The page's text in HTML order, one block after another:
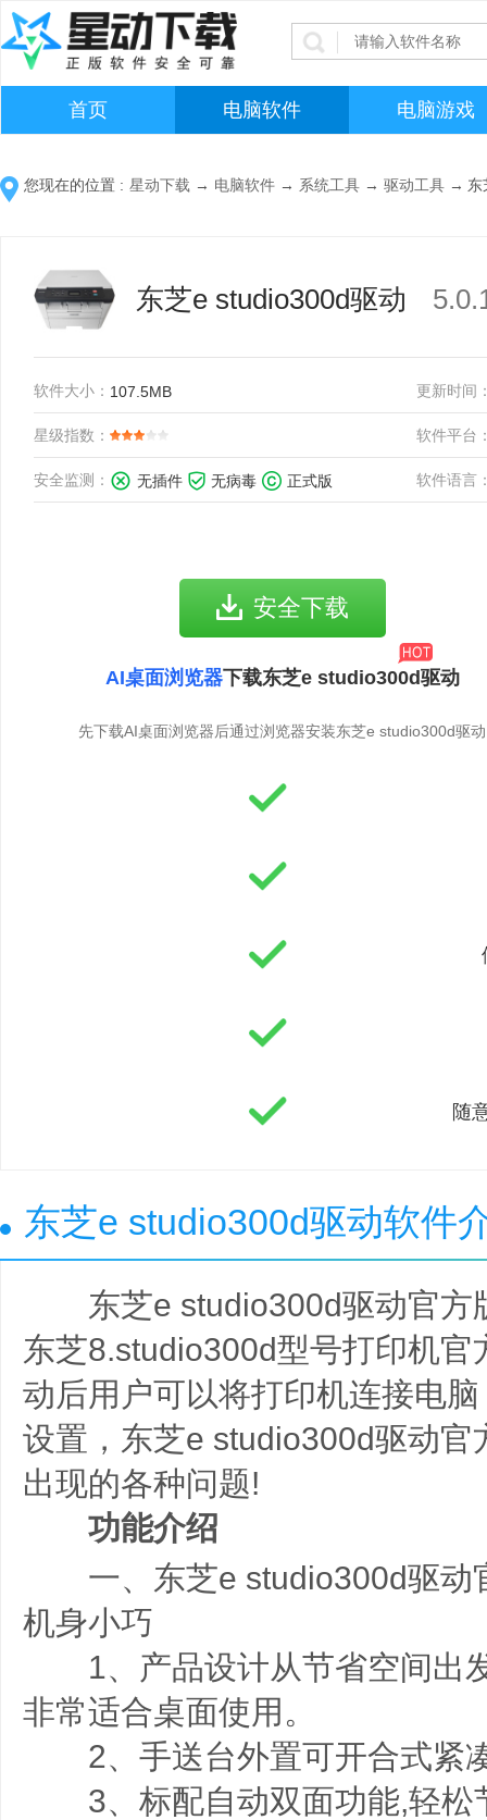
首页 电脑软件 电脑游戏
您现在的位置 : 星动下载 → 电脑软件 → 系统工具 → 驱动工具 → 东
东芝e studio300d驱动
软件大小： 107.5MB 更新时间
星级指数： 软件平台
安全监测： 无插件 无病毒 正式版 软件语言
安全下载
AI桌面浏览器下载东芝e studio300d驱动
先下载AI桌面浏览器后通过浏览器安装东芝e studio300d驱动
随
东芝e studio300d驱动软件
东芝e studio300d驱动官方
东芝8.studio300d型号打印机官
动后用户可以将打印机连接电
设置，东芝e studio300d驱动官
出现的各种问题!
功能介绍
一、东芝e studio300d驱动
机身小巧
1、产品设计从节省空间出
非常适合桌面使用。
2、手送台外置可开合式紧
3、标配自动双面功能,轻松